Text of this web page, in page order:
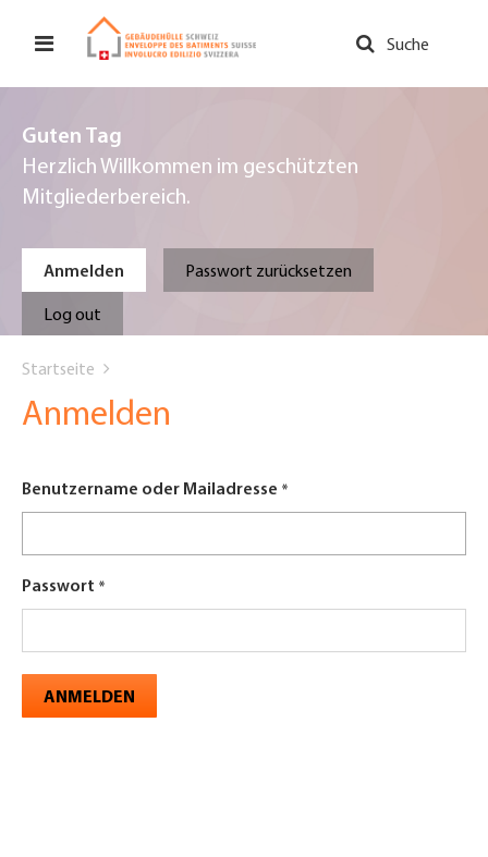
zum
Suche
Guten Tag
Herzlich Willkommen im geschützten
Mitgliederbereich.
Primary
tabs
Anmelden Passwort zurücksetzen
Log out
are
here
Startseite
Anmelden
Benutzername oder Mailadresse
Passwort
ANMELDEN